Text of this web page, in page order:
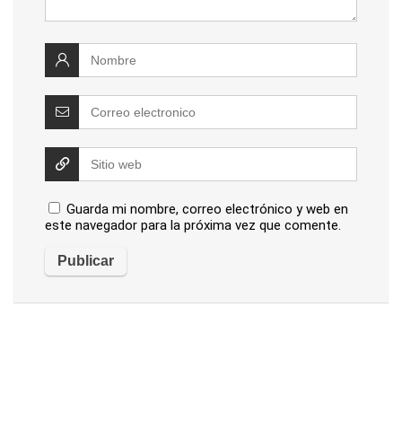
Guarda mi nombre, correo electrónico y web en
este navegador para la próxima vez que comente.